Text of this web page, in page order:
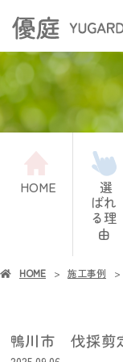
HOME 選
ばれ
る理
由
HOME 施工事例
鴨川市 伐採剪